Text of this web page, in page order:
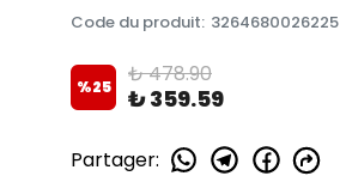
Code du produit: 3264680026225
%25 ₺ 478.90
₺ 359.59
Partager: